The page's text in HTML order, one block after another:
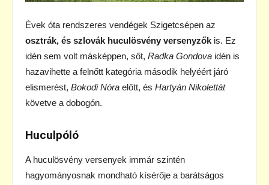
Évek óta rendszeres vendégek Szigetcsépen az
osztrák, és szlovák huculösvény versenyzők is. Ez
idén sem volt másképpen, sőt, Radka Gondova idén is
hazavihette a felnőtt kategória második helyéért járó
elismerést, Bokodi Nóra előtt, és Hartyán Nikolettát
követve a dobogón.
Huculpóló
A huculösvény versenyek immár szintén
hagyományosnak mondható kísérője a barátságos